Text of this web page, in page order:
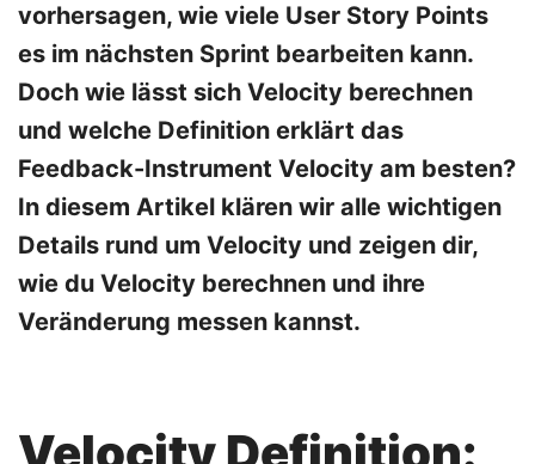
vorhersagen, wie viele User Story Points
es im nächsten Sprint bearbeiten kann.
Doch wie lässt sich Velocity berechnen
und welche Definition erklärt das
Feedback-Instrument Velocity am besten?
In diesem Artikel klären wir alle wichtigen
Details rund um Velocity und zeigen dir,
wie du Velocity berechnen und ihre
Veränderung messen kannst.